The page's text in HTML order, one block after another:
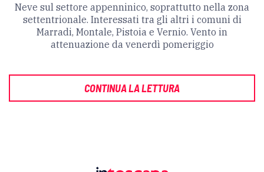
Neve sul settore appenninico, soprattutto nella zona
settentrionale. Interessati tra gli altri i comuni di
Marradi, Montale, Pistoia e Vernio. Vento in
attenuazione da venerdì pomeriggio
CONTINUA LA LETTURA